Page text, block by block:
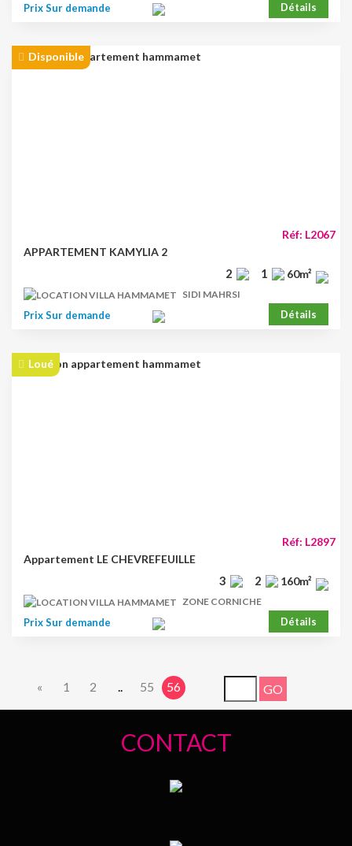
Prix Sur demande Détails
Disponible
Réf: L2067
APPARTEMENT KAMYLIA 2
2 1 60m²
SIDI MAHRSI
Prix Sur demande Détails
Loué
Réf: L2897
Appartement LE CHEVREFEUILLE
3 2 160m²
ZONE CORNICHE
Prix Sur demande Détails
« 1 2 .. 55 56
CONTACT